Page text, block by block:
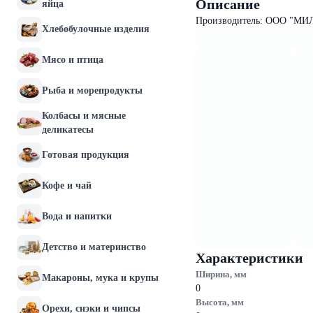
яйца
Хлебобулочные изделия
Мясо и птица
Рыба и морепродукты
Колбасы и мясные
деликатесы
Готовая продукция
Кофе и чай
Вода и напитки
Детство и материнство
Макароны, мука и крупы
Орехи, снэки и чипсы
Описание
Производитель: ООО
Характеристики
Ширина, мм
0
Высота, мм